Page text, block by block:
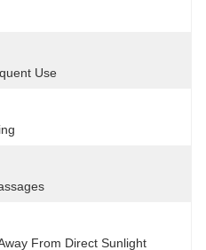
Use
From Direct Sunlight